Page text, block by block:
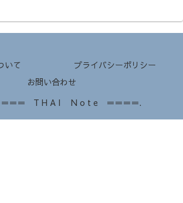
いて
プライバシーポリシー
お問い合わせ
＝＝＝ T H A I N o t e ＝＝＝＝.